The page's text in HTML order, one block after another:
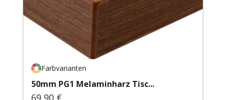
Farbvarianten
50mm PG1 Melaminharz Tisc...